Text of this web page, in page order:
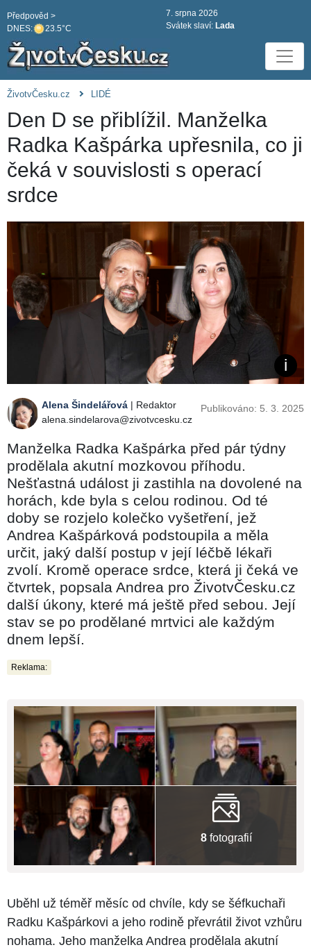
DNES: 23.5°C
Předpověd >
7. srpna 2026
Svátek slaví: Lada
ŽivotvČesku.cz LIDÉ
Den D se přiblížil. Manželka
Radka Kašpárka upřesnila, co ji
čeká v souvislosti s operací
srdce
Alena Šindelářová | Redaktor
alena.sindelarova@zivotvcesku.cz
Publikováno: 5. 3. 2025
Manželka Radka Kašpárka před pár týdny
prodělala akutní mozkovou příhodu.
Nešťastná událost ji zastihla na dovolené na
horách, kde byla s celou rodinou. Od té
doby se rozjelo kolečko vyšetření, jež
Andrea Kašpárková podstoupila a měla
určit, jaký další postup v její léčbě lékaři
zvolí. Kromě operace srdce, která ji čeká ve
čtvrtek, popsala Andrea pro ŽivotvČesku.cz
další úkony, které má ještě před sebou. Její
stav se po prodělané mrtvici ale každým
dnem lepší.
Reklama:
8fotografií
Uběhl už téměř měsíc od chvíle, kdy se šéfkuchaři
Radku Kašpárkovi a jeho rodině převrátil život vzhůru
nohama. Jeho manželka Andrea prodělala akutní